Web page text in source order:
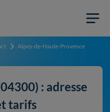
Alpes-de-Haute-Provence
: adresse
tarifs